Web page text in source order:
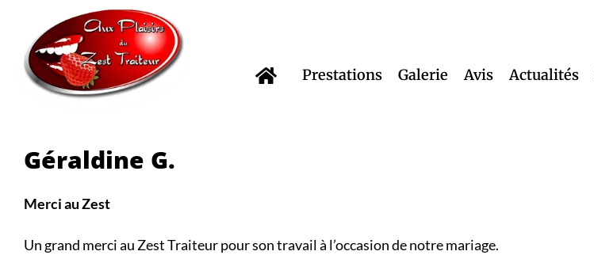
contenu
Prestations Galerie Avis Actualités
Géraldine G.
Merci au Zest
Un grand merci au Zest Traiteur pour son travail à l’occasion de notre mariage.